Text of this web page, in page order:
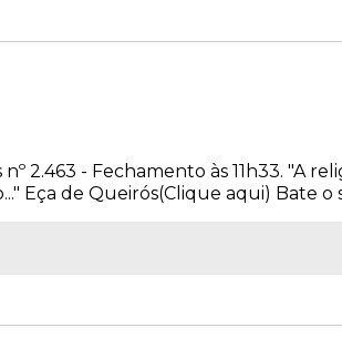
2.463 - Fechamento às 11h33. "A
Eça de Queirós(Clique aqui) Bate o